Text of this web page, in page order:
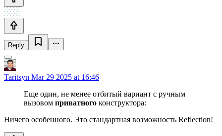
Reply
Taritsyn Mar 29 2025 at 16:46
Еще один, не менее отбитый вариант с ручным
вызовом приватного конструктора:
Ничего особенного. Это стандартная возможность Reflection!